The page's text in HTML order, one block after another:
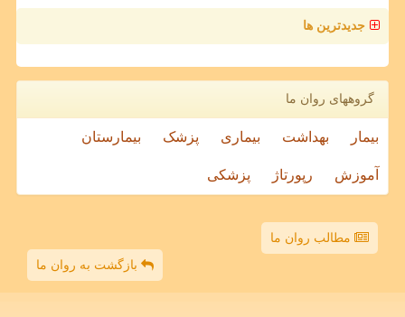
جدیدترین ها
گروههای روان ما
بیمار بهداشت بیماری پزشک بیمارستان
آموزش رپورتاژ پزشکی
مطالب روان ما
بازگشت به روان ما